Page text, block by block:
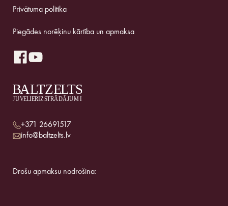
Privātuma politika
Piegādes norēķinu kārtība un apmaksa
+371 26691517
info@baltzelts.lv
Drošu apmaksu nodrošina: